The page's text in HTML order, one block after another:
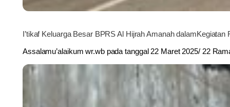
I’tikaf Keluarga Besar BPRS Al Hijrah Amanah dalamKegiatan
Assalamu’alaikum wr.wb pada tanggal 22 Maret 2025/ 22